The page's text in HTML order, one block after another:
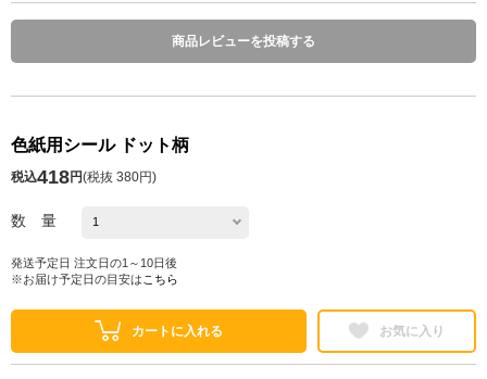
商品レビューを投稿する
色紙用シール ドット柄
税込418円(税抜 380円)
数 量
発送予定日 注文日の1～10日後
※お届け予定日の目安は こちら
カートに入れる お気に入り